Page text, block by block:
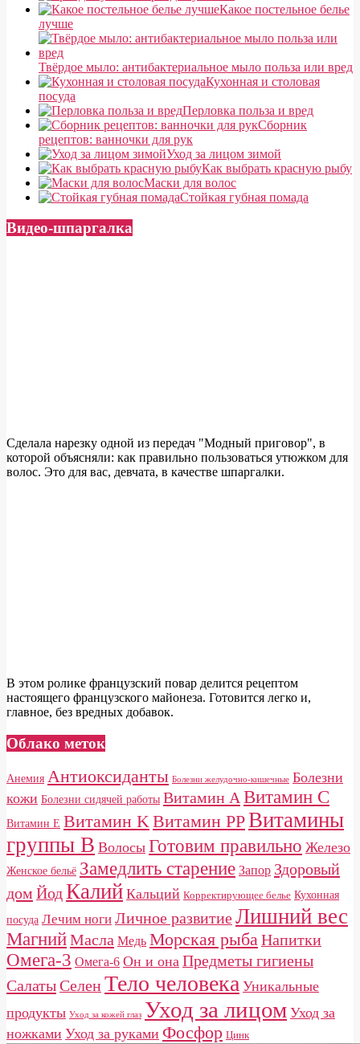
Какое постельное белье
лучше
Твёрдое мыло: антибактериальное мыло польза или вред
Кухонная и столовая
посуда
Перловка польза и вред
Сборник
рецептов: ванночки для рук
Уход за лицом зимой
Как выбрать красную рыбу
Маски для волос
Стойкая губная помада
Видео-шпаргалка
Сделала нарезку одной из передач "Модный приговор", в
которой объясняли: как правильно пользоваться утюжком для
волос. Это для вас, девчата, в качестве шпаргалки.
В этом ролике французский повар делится рецептом
настоящего французского майонеза. Готовится легко и,
главное, без вредных добавок.
Облако меток
Анемия Антиоксиданты Болезни желудочно-кишечные Болезни
кожи Болезни сидячей работы Витамин AВитамин C
Витамин E Витамин KВитамин PPВитамины
группы B Волосы Готовим правильно Железо
Женское бельё Замедлить старение Запор Здоровый
дом ЙодКалий Кальций Корректирующее белье Кухонная
посуда Лечим ноги Личное развитиеЛишний вес
МагнийМасла Медь Морская рыбаНапитки
Омега-3 Омега-6 Он и она Предметы гигиены
СалатыСеленТело человека Уникальные
продукты Уход за кожей глаз Уход за лицом Уход за
ножками Уход за руками Фосфор Цинк